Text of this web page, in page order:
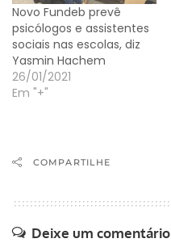
Novo Fundeb prevê
psicólogos e assistentes
sociais nas escolas, diz
Yasmin Hachem
26/01/2021
Em "+"
COMPARTILHE
Deixe um comentário